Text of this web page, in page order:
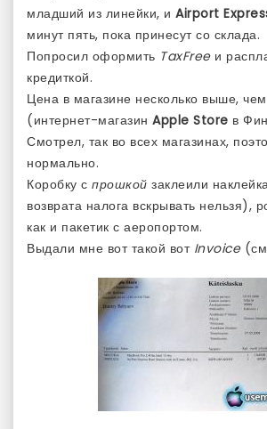
младший из линейки, и Airport
минут пять, пока принесут со склада.
Попросил оформить TaxFreeи
кредиткой.
Цена в магазине несколько выше,
(интернет-магазин Apple Store в
Смотрел, так во всех магазинах,
нормально.
Коробку с прошкой заклеили
возврата налога вскрывать нельзя),
как и пакетик с аеропортом.
Выдали мне вот такой вот Invoice